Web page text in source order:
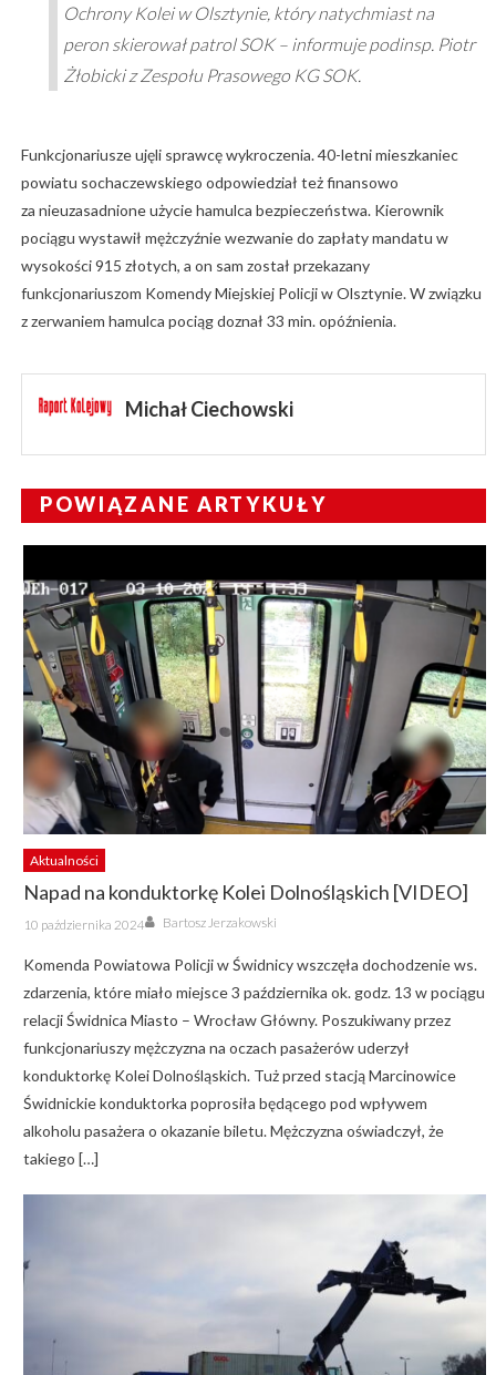
Ochrony Kolei w Olsztynie, który natychmiast na
peron skierował patrol SOK – informuje podinsp. Piotr
Żłobicki z Zespołu Prasowego KG SOK.
Funkcjonariusze ujęli sprawcę wykroczenia. 40-letni mieszkaniec
powiatu sochaczewskiego odpowiedział też finansowo
za nieuzasadnione użycie hamulca bezpieczeństwa. Kierownik
pociągu wystawił mężczyźnie wezwanie do zapłaty mandatu w
wysokości 915 złotych, a on sam został przekazany
funkcjonariuszom Komendy Miejskiej Policji w Olsztynie. W związku
z zerwaniem hamulca pociąg doznał 33 min. opóźnienia.
Michał Ciechowski
POWIĄZANE ARTYKUŁY
Aktualności
Napad na konduktorkę Kolei Dolnośląskich [VIDEO]
Posted
on
10 października 2024 Author
Bartosz Jerzakowski
Komenda Powiatowa Policji w Świdnicy wszczęła dochodzenie ws.
zdarzenia, które miało miejsce 3 października ok. godz. 13 w pociągu
relacji Świdnica Miasto – Wrocław Główny. Poszukiwany przez
funkcjonariuszy mężczyzna na oczach pasażerów uderzył
konduktorkę Kolei Dolnośląskich. Tuż przed stacją Marcinowice
Świdnickie konduktorka poprosiła będącego pod wpływem
alkoholu pasażera o okazanie biletu. Mężczyzna oświadczył, że
takiego […]